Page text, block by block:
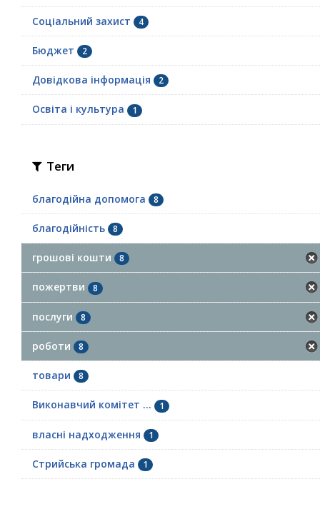
Соціальний захист 4
Бюджет 2
Довідкова інформація 2
Освіта і культура 1
Теги
благодійна допомога 8
благодійність 8
грошові кошти 8
пожертви 8
послуги 8
роботи 8
товари 8
Виконавчий комітет ... 1
власні надходження 1
Стрийська громада 1